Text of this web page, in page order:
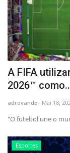
A FIFA
2026™
adrovando Mai 18,
"O futebol une o
Esportes